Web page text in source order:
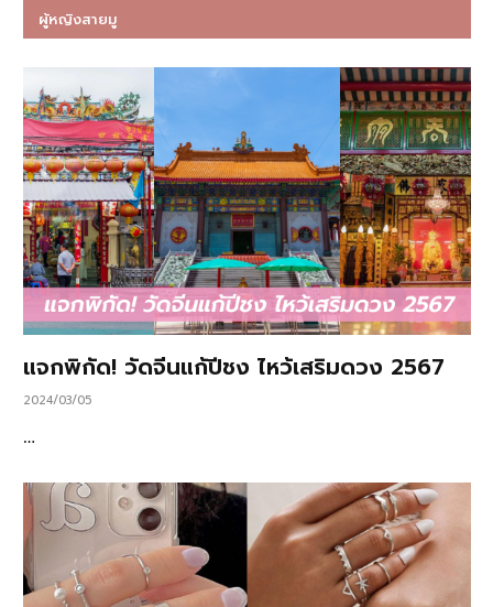
ผู้หญิงสายมู
แจกพิกัด! วัดจีนแก้ปีชง ไหว้เสริมดวง 2567
2024/03/05
…